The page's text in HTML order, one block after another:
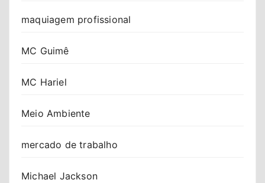
maquiagem profissional
MC Guimê
MC Hariel
Meio Ambiente
mercado de trabalho
Michael Jackson